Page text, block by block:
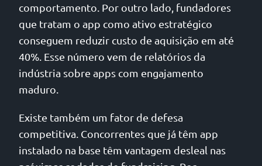
comportamento. Por outro lado, fundadores
que tratam o app como ativo estratégico
conseguem reduzir custo de aquisição em até
40%. Esse número vem de relatórios da
indústria sobre apps com engajamento
maduro.
Existe também um fator de defesa
competitiva. Concorrentes que já têm app
instalado na base têm vantagem desleal nas